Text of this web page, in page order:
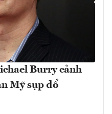
Burry cảnh
Mỹ sụp đổ